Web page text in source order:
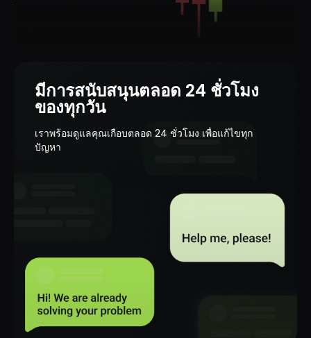
มีการสนับสนุนตลอด 24 ชั่วโมง
ของทุกวัน
เราพร้อมดูแลคุณเกือบตลอด 24 ชั่วโมง เพื่อแก้ไขทุก
ปัญหา
โบรกเกอร์ที่ได้รับใบอนุญาต
คุณกำลังทำงานร่วมกับโบรกเกอร์ที่ได้รับใบ
ฝากและถอนเงินได้ง่าย
การชําระเงินในท้องถิ่น